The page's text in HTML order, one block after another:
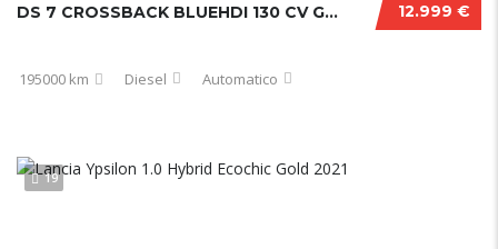
12.999 €
DS 7 CROSSBACK BLUEHDI 130 CV GRAND CHIC PERFORMANCE LINE+
195000 km Diesel Automatico
19